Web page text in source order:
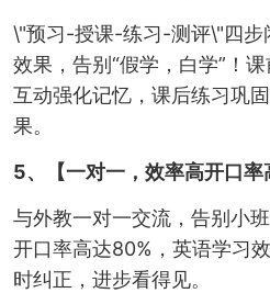
\"预习-授课-练习-测评\"四步
效果，告别“假学，白学”！
互动强化记忆，课后练习巩
果。
5、【一对一，效率高开口率
与外教一对一交流，告别小
开口率高达80%，英语学习
时纠正，进步看得见。